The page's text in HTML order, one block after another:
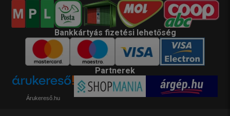
Bankkártyás fizetési lehetőség
Partnerek
Árukereső.hu